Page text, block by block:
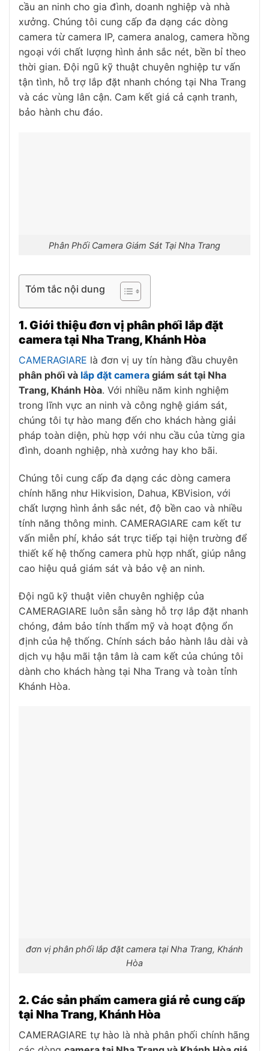
cầu an ninh cho gia đình, doanh nghiệp và nhà
xưởng. Chúng tôi cung cấp đa dạng các dòng
camera từ camera IP, camera analog, camera hồng
ngoại với chất lượng hình ảnh sắc nét, bền bỉ theo
thời gian. Đội ngũ kỹ thuật chuyên nghiệp tư vấn
tận tình, hỗ trợ lắp đặt nhanh chóng tại Nha Trang
và các vùng lân cận. Cam kết giá cả cạnh tranh,
bảo hành chu đáo.
Phân Phối Camera Giám Sát Tại Nha Trang
Tóm tắc nội dung
1. Giới thiệu đơn vị phân phối lắp đặt
camera tại Nha Trang, Khánh Hòa
CAMERAGIARE là đơn vị uy tín hàng đầu chuyên
phân phối và lắp đặt camera giám sát tại Nha
Trang, Khánh Hòa. Với nhiều năm kinh nghiệm
trong lĩnh vực an ninh và công nghệ giám sát,
chúng tôi tự hào mang đến cho khách hàng giải
pháp toàn diện, phù hợp với nhu cầu của từng gia
đình, doanh nghiệp, nhà xưởng hay kho bãi.
Chúng tôi cung cấp đa dạng các dòng camera
chính hãng như Hikvision, Dahua, KBVision, với
chất lượng hình ảnh sắc nét, độ bền cao và nhiều
tính năng thông minh. CAMERAGIARE cam kết tư
vấn miễn phí, khảo sát trực tiếp tại hiện trường để
thiết kế hệ thống camera phù hợp nhất, giúp nâng
cao hiệu quả giám sát và bảo vệ an ninh.
Đội ngũ kỹ thuật viên chuyên nghiệp của
CAMERAGIARE luôn sẵn sàng hỗ trợ lắp đặt nhanh
chóng, đảm bảo tính thẩm mỹ và hoạt động ổn
định của hệ thống. Chính sách bảo hành lâu dài và
dịch vụ hậu mãi tận tâm là cam kết của chúng tôi
dành cho khách hàng tại Nha Trang và toàn tỉnh
Khánh Hòa.
đơn vị phân phối lắp đặt camera tại Nha Trang, Khánh
Hòa
2. Các sản phẩm camera giá rẻ cung cấp
tại Nha Trang, Khánh Hòa
CAMERAGIARE tự hào là nhà phân phối chính hãng